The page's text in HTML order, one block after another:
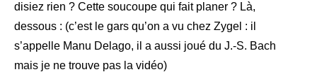
disiez rien ? Cette soucoupe qui fait planer ? Là,
dessous : (c’est le gars qu’on a vu chez Zygel : il
s’appelle Manu Delago, il a aussi joué du J.-S. Bach
mais je ne trouve pas la vidéo)